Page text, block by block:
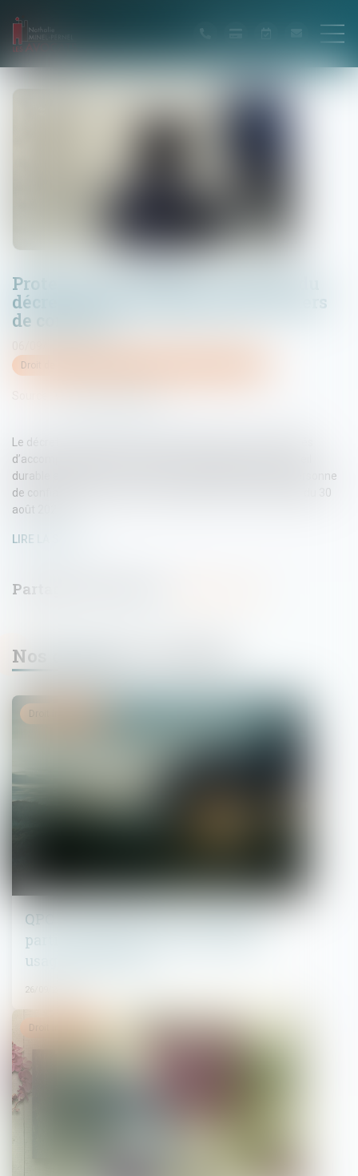
Protection de l'enfance : parution du
décret sur l'accompagnement du tiers
de confiance
Droit de la famille, des personnes et de leur patrimoine
Le décret n° 2023-826 du 28 août 2023 relatif aux modalités
d’accompagnement du tiers digne de confiance, de l’accueil
durable et bénévole par un tiers et de désignation de la personne
de confiance par un mineur a été publié au Journal officiel du 30
août 2023...
LIRE LA SUITE
Nos dernières actualités
QPC : accès des forces de l'ordre aux
parties communes des immeubles à
usage d’habitation
26/09/2023
Droit immobilier
Droit immobilier